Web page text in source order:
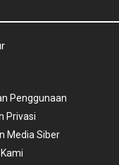
Penggunaan
Privasi
Media Siber